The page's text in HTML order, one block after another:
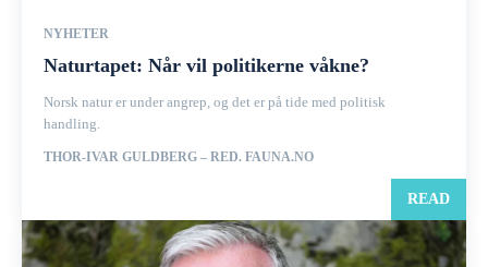
NYHETER
Naturtapet: Når vil politikerne våkne?
Norsk natur er under angrep, og det er på tide med politisk
handling.
THOR-IVAR GULDBERG – RED. FAUNA.NO
READ